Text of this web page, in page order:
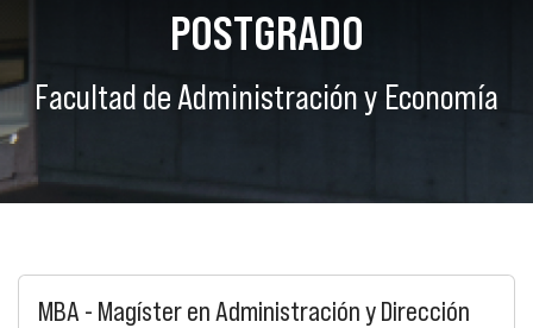
POSTGRADO
Facultad de Administración y Economía
MBA - Magíster en Administración y Dirección